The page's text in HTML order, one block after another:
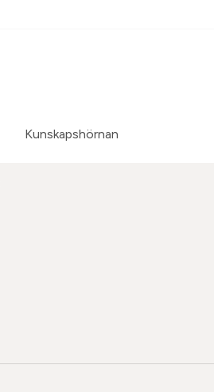
Kunskapshörnan